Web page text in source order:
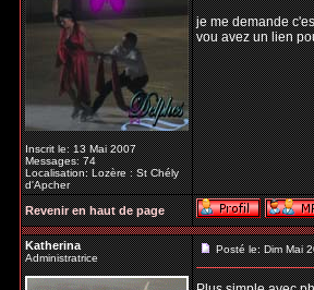
Inscrit le: 13 Mai 2007
Messages: 74
Localisation: Lozère : St Chély
d'Apcher
je me demande
vou avez un lien
Revenir en haut de page
Katherina
Administratrice
Posté le: Dim Mai